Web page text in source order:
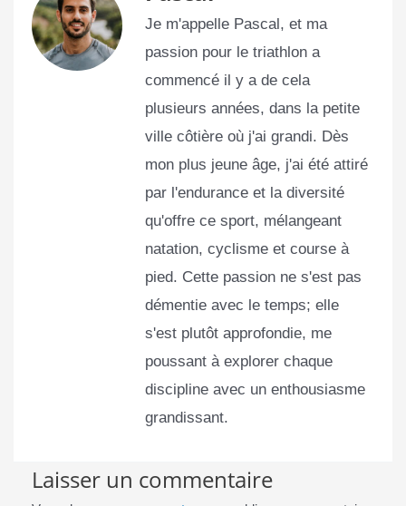
Je m'appelle Pascal, et ma
passion pour le triathlon a
commencé il y a de cela
plusieurs années, dans la petite
ville côtière où j'ai grandi. Dès
mon plus jeune âge, j'ai été attiré
par l'endurance et la diversité
qu'offre ce sport, mélangeant
natation, cyclisme et course à
pied. Cette passion ne s'est pas
démentie avec le temps; elle
s'est plutôt approfondie, me
poussant à explorer chaque
discipline avec un enthousiasme
grandissant.
Laisser un commentaire